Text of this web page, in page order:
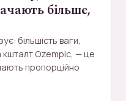
більше,
більшість ваги,
кшталт Ozempic, — це
пропорційно